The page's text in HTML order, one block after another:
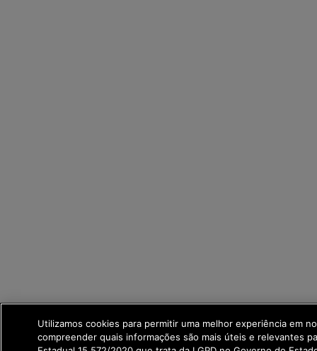
Utilizamos cookies para permitir uma melhor experiência em
compreender quais informações são mais úteis e relevantes